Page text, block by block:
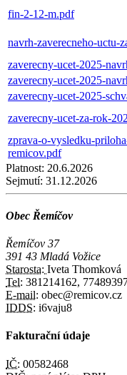
fin-2-12-m.pdf
navrh-zaverecneho-uctu-
zaverecny-ucet-2025-
zaverecny-ucet-2025-
zaverecny-ucet-2025-
zaverecny-ucet-za-rok-
zprava-o-vysledku-
remicov.pdf
Platnost: 20.6.2026
Sejmutí: 31.12.2026
Obec Řemíčov
Řemíčov 37
391 43 Mladá Vožice
Starosta: Iveta Thomková
Tel: 381214162,
E-mail: obec@remicov.cz
IDDS: i6vaju8
Fakturační údaje
IČ: 00582468